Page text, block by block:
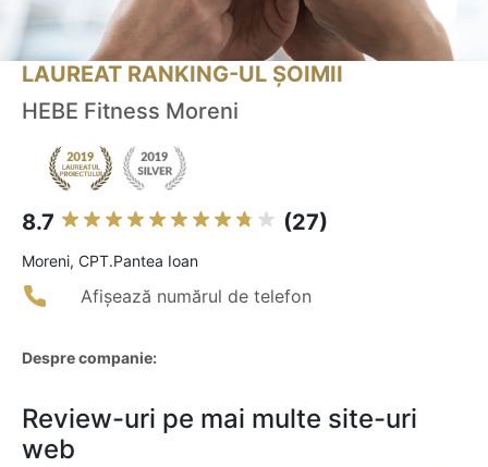
LAUREAT RANKING-UL ȘOIMII
HEBE Fitness Moreni
8.7 (27)
Moreni, CPT.Pantea Ioan
Afișează numărul de telefon
Despre companie:
Review-uri pe mai multe site-uri
web